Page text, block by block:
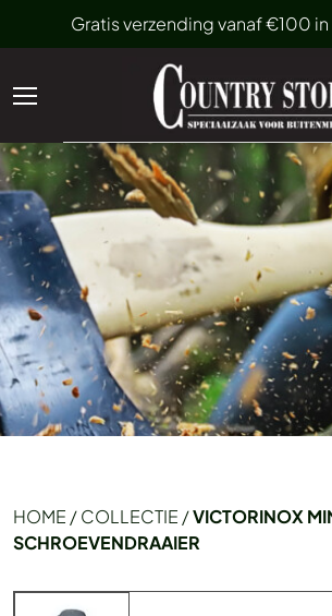
Gratis verzending vanaf €100
HOME /COLLECTIE /VICTORINOX
SCHROEVENDRAAIER